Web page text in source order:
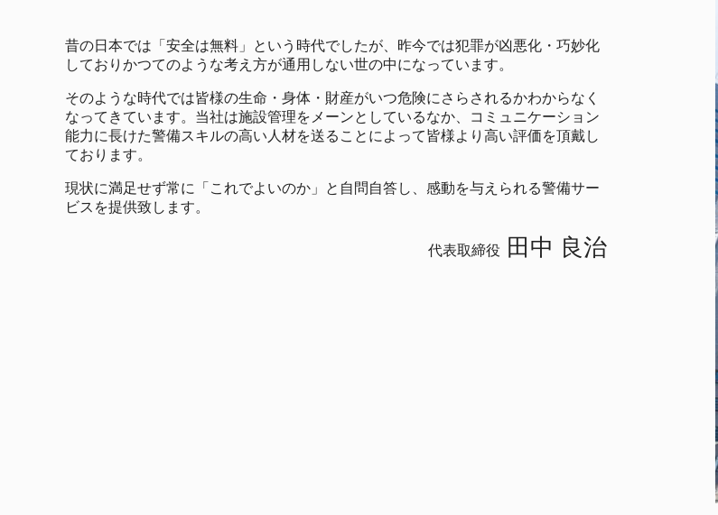
昔の日本では「安全は無料」という時代でしたが、昨今では犯罪が凶悪化・巧妙化
しておりかつてのような考え方が通用しない世の中になっています。
そのような時代では皆様の生命・身体・財産がいつ危険にさらされるかわからなく
なってきています。当社は施設管理をメーンとしているなか、コミュニケーション
能力に長けた警備スキルの高い人材を送ることによって皆様より高い評価を頂戴し
ております。
現状に満足せず常に「これでよいのか」と自問自答し、感動を与えられる警備サー
ビスを提供致します。
代表取締役 田中 良治